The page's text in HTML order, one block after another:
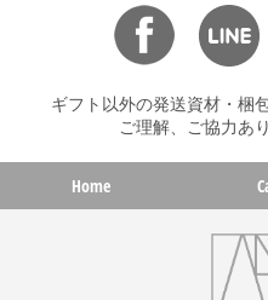
ギフト以外の発送資材・梱
ご理解、ご協力あ
Home